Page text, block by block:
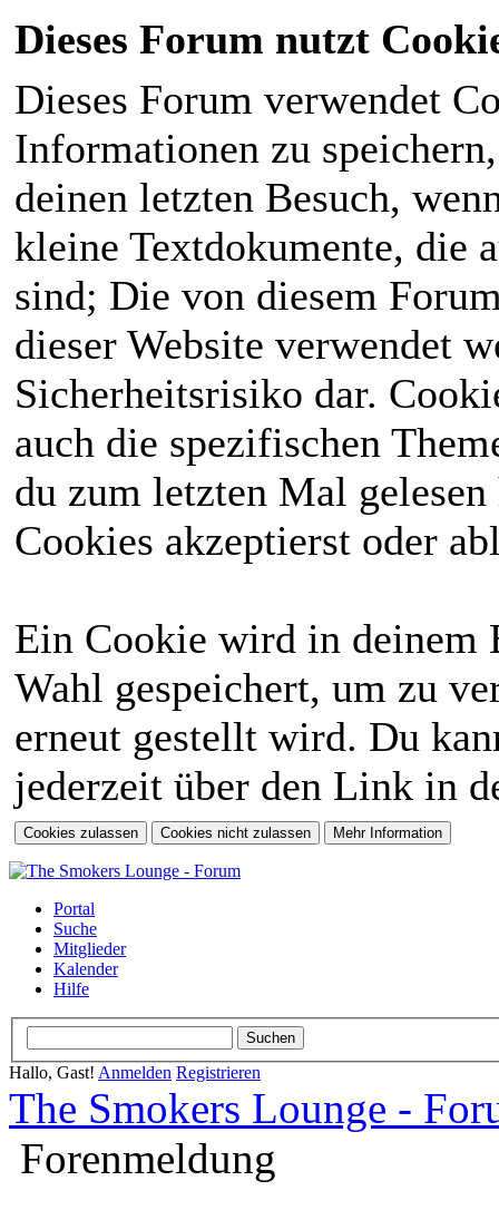
Dieses Forum nutzt
Dieses Forum verwendet
Informationen zu
deinen letzten Besuch,
kleine Textdokumente, die
sind; Die von diesem
dieser Website verwendet
Sicherheitsrisiko dar.
auch die spezifischen
du zum letzten Mal
Cookies akzeptierst oder
Ein Cookie wird in deinem
Wahl gespeichert, um zu
erneut gestellt wird. Du
jederzeit über den Link in
Portal
Suche
Mitglieder
Kalender
Hilfe
Hallo, Gast! Anmelden Registrieren
The Smokers Lounge -
Forenmeldung